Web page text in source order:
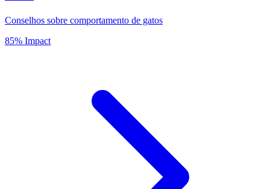
Conselhos sobre comportamento de gatos
85% Impact